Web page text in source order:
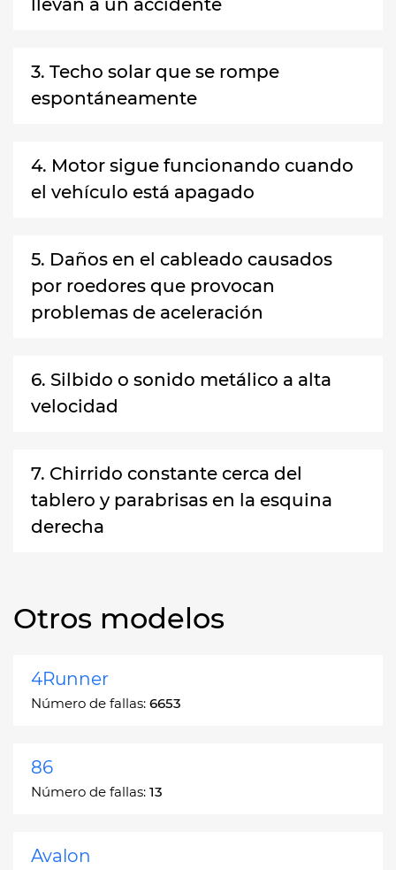
3. Techo solar que se rompe
espontáneamente
4. Motor sigue funcionando cuando
el vehículo está apagado
5. Daños en el cableado causados
por roedores que provocan
problemas de aceleración
6. Silbido o sonido metálico a alta
velocidad
7. Chirrido constante cerca del
tablero y parabrisas en la esquina
derecha
Otros modelos
4Runner
Número de fallas: 6653
86
Número de fallas: 13
Avalon